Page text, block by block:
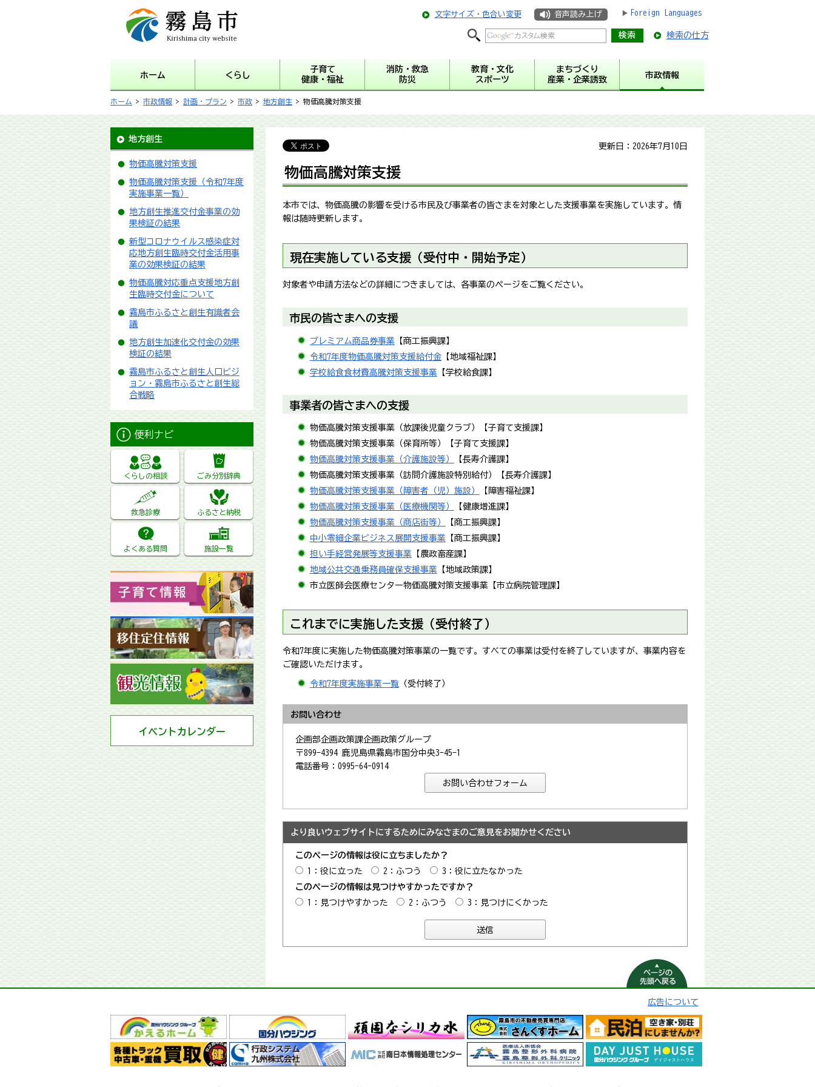
霧島市 Kirishima city
website
文字サイズ・色合い変更 音声読み上げ Foreign Languages
検索の仕方
ホーム くらし
子育て
健康・福祉
消防・救急
防災
教育・文化
スポーツ
まちづくり
産業・企業誘致
市政情報
ホーム > 市政情報 > 計画・プラン > 市政 > 地方創生 > 物価高騰対策支援
地方創生
物価高騰対策支援
物価高騰対策支援（令和7年度
実施事業一覧）
地方創生推進交付金事業の効
果検証の結果
新型コロナウイルス感染症対
応地方創生臨時交付金活用事
業の効果検証の結果
物価高騰対応重点支援地方創
生臨時交付金について
霧島市ふるさと創生有識者会
議
地方創生加速化交付金の効果
検証の結果
霧島市ふるさと創生人口ビジ
ョン・霧島市ふるさと創生総
合戦略
便利ナビ
くらしの相談 ごみ分別辞典
救急診療 ふるさと納税
よくある質問 施設一覧
イベントカレンダー
更新日：2026年7月10日
物価高騰対策支援
本市では、物価高騰の影響を受ける市民及び事業者の皆さまを対象とした支援事業を実施しています。情
報は随時更新します。
現在実施している支援（受付中・開始予定）
対象者や申請方法などの詳細につきましては、各事業のページをご覧ください。
市民の皆さまへの支援
プレミアム商品券事業【商工振興課】
令和7年度物価高騰対策支援給付金【地域福祉課】
学校給食食材費高騰対策支援事業【学校給食課】
事業者の皆さまへの支援
物価高騰対策支援事業（放課後児童クラブ）【子育て支援課】
物価高騰対策支援事業（保育所等）【子育て支援課】
物価高騰対策支援事業（介護施設等）
【長寿介護課】
物価高騰対策支援事業（訪問介護施設特別給付）【長寿介護課】
物価高騰対策支援事業（障害者（児）施設）
【障害福祉課】
物価高騰対策支援事業（医療機関等）
【健康増進課】
物価高騰対策支援事業（商店街等）
【商工振興課】
中小零細企業ビジネス展開支援事業【商工振興課】
担い手経営発展等支援事業【農政畜産課】
地域公共交通乗務員確保支援事業【地域政策課】
市立医師会医療センター物価高騰対策支援事業【市立病院管理課】
これまでに実施した支援（受付終了）
令和7年度に実施した物価高騰対策事業の一覧です。すべての事業は受付を終了していますが、事業内容を
ご確認いただけます。
令和7年度実施事業一覧（受付終了）
お問い合わせ
企画部企画政策課企画政策グループ
〒899-4394 鹿児島県霧島市国分中央3-45-1
電話番号：0995-64-0914
より良いウェブサイトにするためにみなさまのご意見をお聞かせください
このページの情報は役に立ちましたか？
1：役に立った
2：ふつう
3：役に立たなかった
このページの情報は見つけやすかったですか？
1：見つけやすかった
2：ふつう 3：見つけにくかった
ページの先頭へ
戻る
広告について